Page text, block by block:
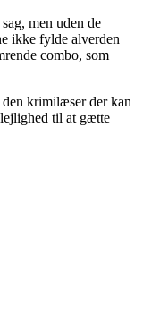
men uden de
ikke fylde alverden
combo, som
krimilæser der kan
til at gætte